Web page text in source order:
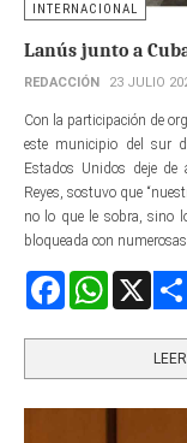
INTERNACIONAL
Lanús junto a
REDACCIÓN 23 JULIO
Con la participación de
este municipio del sur
Estados Unidos deje
Reyes, sostuvo que
no lo que le sobra, sino
bloqueada con numerosas
FacebookWhatsApp